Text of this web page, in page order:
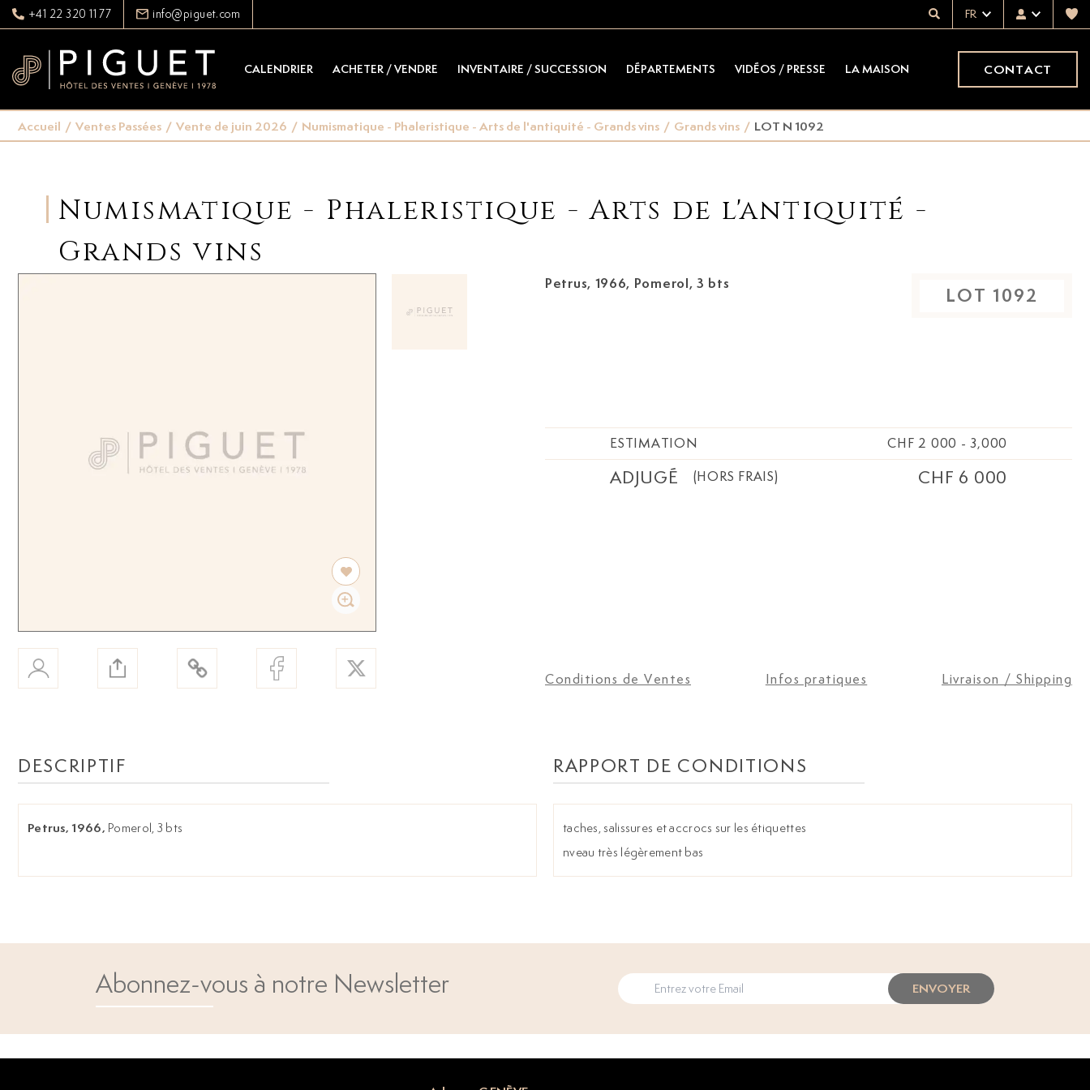
+41 22 320 11 77 info@piguet.com FR
CALENDRIER ACHETER / VENDRE INVENTAIRE / SUCCESSION DÉPARTEMENTS VIDÉOS / PRESSE LA MAISON CONTACT
Accueil / Ventes Passées / Vente de juin 2026 / Numismatique - Phaleristique - Arts de l'antiquité - Grands vins / Grands vins / LOT N 1092
Numismatique - Phaleristique - Arts de l'antiquité -
Grands vins
Petrus, 1966, Pomerol, 3 bts
LOT 1092
ESTIMATION CHF 2 000 - 3,000
ADJUGÉ (HORS FRAIS) CHF 6 000
Conditions de Ventes Infos pratiques Livraison / Shipping
DESCRIPTIF
Petrus, 1966, Pomerol, 3 bts
RAPPORT DE CONDITIONS
taches, salissures et accrocs sur les étiquettes
nveau très légèrement bas
Abonnez-vous à notre Newsletter ENVOYER